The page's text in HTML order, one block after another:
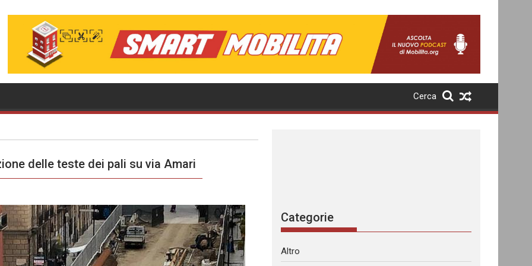
Cerca
delle teste dei pali su via Amari
Categorie
Altro